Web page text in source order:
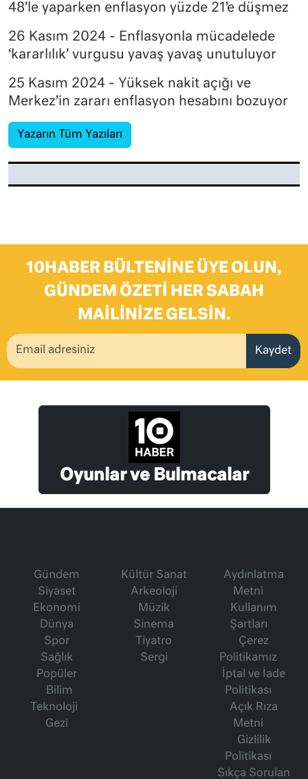
48’le yaparken enflasyon yüzde 21’e düşmez
26 Kasım 2024 - Enflasyonla mücadelede
‘kararlılık’ vurgusu yavaş yavaş unutuluyor
25 Kasım 2024 - Yüksek nakit açığı ve
Merkez’in zararı enflasyon hesabını bozuyor
Yazarın Tüm Yazıları
10HABER BÜLTENINE ÜYE OLUN,
GÜNDEM ÖZETI HER SABAH
MAILINIZE GELSIN.
Kaydet
Oyunlar ve Bulmacalar
Gündem
Siyaset
Ekonomi
Dünya
Spor
Sağlık
Popüler
Bilim
Teknoloji
Gezi
Kültür Sanat
Arkeoloji
Müzik
Sinema
Tiyatro
Sergi
Aydınlatma
Metni
Kullanım
Şartları
Çerez
Politikamız
İptal ve İade
Politikası
Açık Rıza
Metni
Gizlilik
Politikası
Sıkça Sorulan